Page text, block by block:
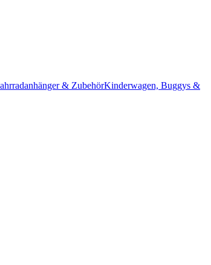
& ZubehörKinderwagen, Buggys &